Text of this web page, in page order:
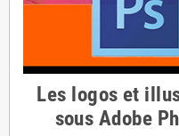
Les logos et
sous Adobe